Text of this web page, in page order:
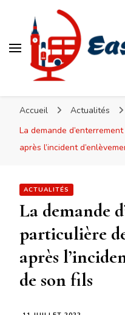
Accueil
Actualités
La demande
après l’incident
ACTUALITÉS
La demande
particulière
après
de son fils